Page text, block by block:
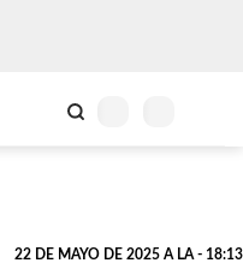
22 DE MAYO DE 2025 A LA - 18:13